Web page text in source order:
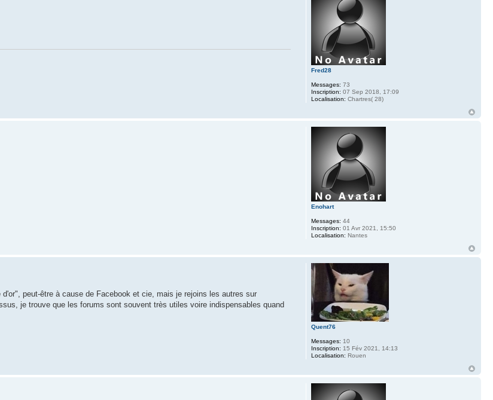
Fred28
Messages: 73
Inscription: 07 Sep 2018, 17:09
Localisation: Chartres( 28)
Enohart
Messages: 44
Inscription: 01 Avr 2021, 15:50
Localisation: Nantes
peut-être à cause de Facebook et cie, mais je rejoins les autres sur
je trouve que les forums sont souvent très utiles voire indispensables quand
Quent76
Messages: 10
Inscription: 15 Fév 2021, 14:13
Localisation: Rouen